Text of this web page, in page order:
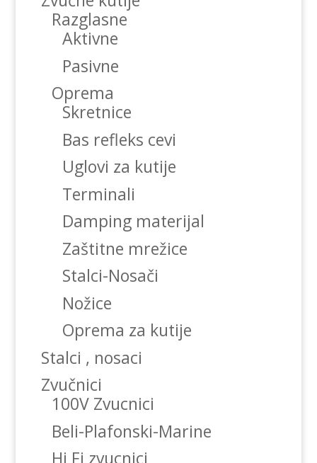
Razglasne
Aktivne
Pasivne
Oprema
Skretnice
Bas refleks cevi
Uglovi za kutije
Terminali
Damping materijal
Zaštitne mrežice
Stalci-Nosači
Nožice
Oprema za kutije
Stalci , nosaci
Zvučnici
100V Zvucnici
Beli-Plafonski-Marine
Hi Fi zvucnici